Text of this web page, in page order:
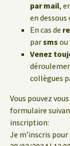
par mail,
en dessous
En cas de
parsms ou
Venez
collègues
Vous pouvez
formulaire
inscription:
Je m’inscris pour